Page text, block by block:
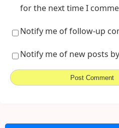
for the next time I
Notify me of follow-up
Notify me of new posts